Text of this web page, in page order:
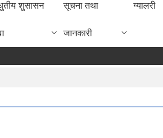
शुसासन सूचना तथा
जानकारी
ग्यालरी